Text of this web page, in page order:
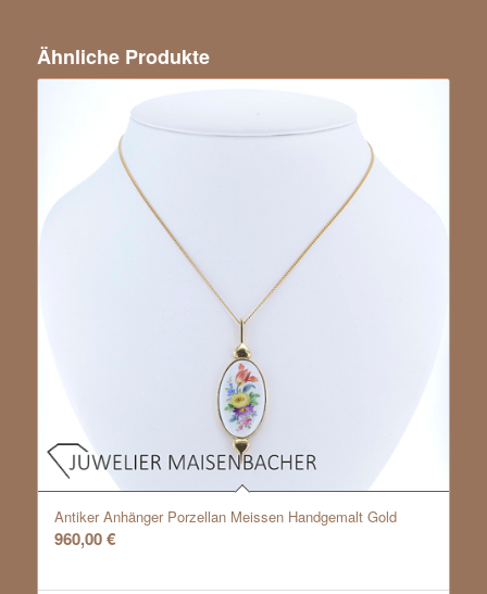
Ähnliche Produkte
Antiker Anhänger Porzellan Meissen Handgemalt Gold
960,00€